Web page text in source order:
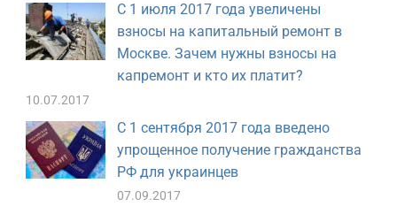
С 1 июля 2017 года увеличены
взносы на капитальный ремонт в
Москве. Зачем нужны взносы на
капремонт и кто их платит?
10.07.2017
С 1 сентября 2017 года введено
упрощенное получение гражданства
РФ для украинцев
07.09.2017